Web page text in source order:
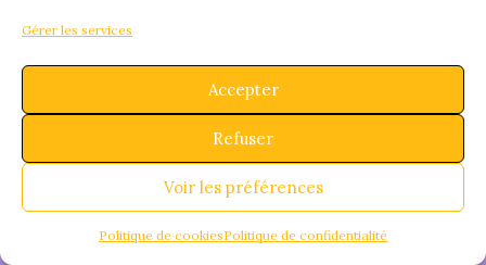
Gérer les services
Accepter
Refuser
Voir les préférences
Politique de cookiesPolitique de confidentialité